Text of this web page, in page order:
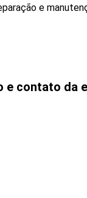
e
e contato da